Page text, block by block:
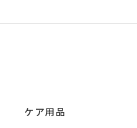
ケア用品